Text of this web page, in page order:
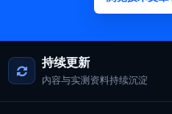
持续更新
内容与实测资料持续沉淀